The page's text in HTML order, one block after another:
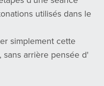
utilisés dans le
simplement cette
arrière pensée d'